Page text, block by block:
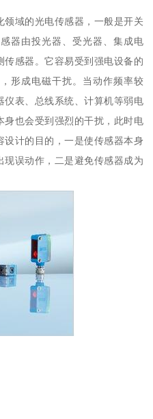
域的光电传感器，一般是开关
器由投光器、受光器、集成电
感器。它容易受到强电设备的
形成电磁干扰。当动作频率较
表、总线系统、计算机等弱电
也会受到强烈的干扰，此时电
计的目的，一是使传感器本身
误动作，二是避免传感器成为